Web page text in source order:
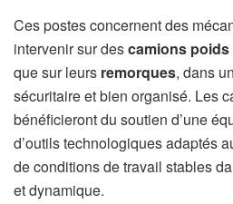
Ces postes concernent des
intervenir sur descamions
que sur leurs remorques, dans
sécuritaire et bien organisé. Les
bénéficieront du soutien d’une
d’outils technologiques adaptés
de conditions de travail stables
et dynamique.